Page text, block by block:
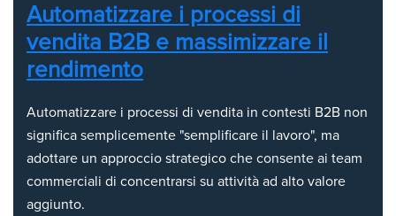
Automatizzare i processi di
vendita B2B e massimizzare il
rendimento
Automatizzare i processi di vendita in contesti B2B non
significa semplicemente "semplificare il lavoro", ma
adottare un approccio strategico che consente ai team
commerciali di concentrarsi su attività ad alto valore
aggiunto.